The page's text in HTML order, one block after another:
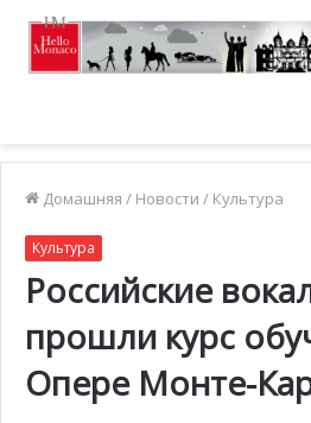
Домашняя / Новости / Культура
Культура
Российские
прошли курс
Опере Монте-